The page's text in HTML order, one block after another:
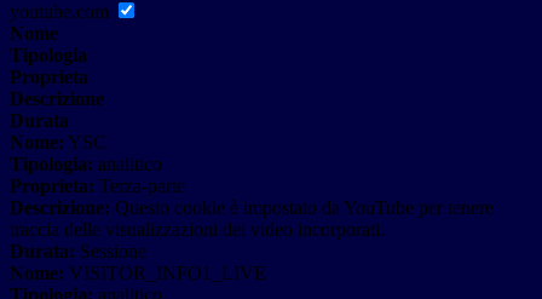
youtube.com
Nome
Tipologia
Proprieta
Descrizione
Durata
Nome: YSC
Tipologia: analitico
Proprieta: Terza-parte
Descrizione: Questo cookie è impostato da YouTube per tenere
traccia delle visualizzazioni dei video incorporati.
Durata: Sessione
Nome: VISITOR_INFO1_LIVE